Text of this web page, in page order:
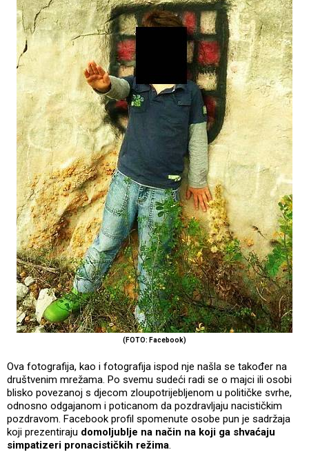
(FOTO: Facebook)
Ova fotografija, kao i fotografija ispod nje našla se također na
društvenim mrežama. Po svemu sudeći radi se o majci ili osobi
blisko povezanoj s djecom zloupotrijebljenom u političke svrhe,
odnosno odgajanom i poticanom da pozdravljaju nacističkim
pozdravom. Facebook profil spomenute osobe pun je sadržaja
koji prezentiraju domoljublje na način na koji ga shvaćaju
simpatizeri pronacističkih režima.